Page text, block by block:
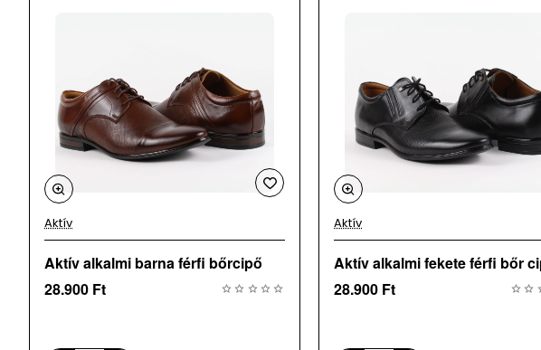
Kérjük, vedd figyelembe, hogy a DUOMEN férfi cipők nagyobb méretezésűek,
A webáruházunk mellett üzletként is működünk, az adatok 24 óránként
megrendelt terméket időközben eladtuk.
Aktív
Aktív alkalmi barna férfi bőrcipő
28.900 Ft
Aktív
Aktív alkalmi fekete férfi bőr
28.900 Ft